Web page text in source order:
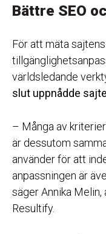
Bättre SEO
För att mäta
världsledande
slut uppnådde
– Många av
är dessutom
använder för att
anpassningen är
säger Annika
Resultify.